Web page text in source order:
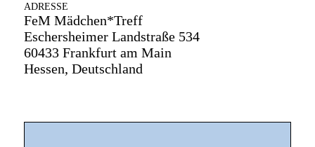
ADRESSE
FeM Mädchen*Treff
Eschersheimer Landstraße 534
60433 Frankfurt am Main
Hessen, Deutschland